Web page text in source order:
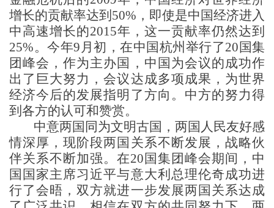
增长的贡献率达到50%，即使是中国经济进入
中高速增长的2015年，这一贡献率仍然达到
25%。今年9月初，在中国杭州举行了20国集
团峰会，作为主办国，中国为会议的成功作
出了巨大努力，会议达成多项成果，为世界
经济今后的发展指明了方向。中方的努力得
到各方的认可和赞赏。
中意两国同为文明古国，两国人民友好感
情深厚，现阶段两国关系不断发展，战略伙
伴关系不断加强。在20国集团峰会期间，中
国国家主席习近平与意大利总理伦奇成功进
行了会晤，双方就进一步发展两国关系达成